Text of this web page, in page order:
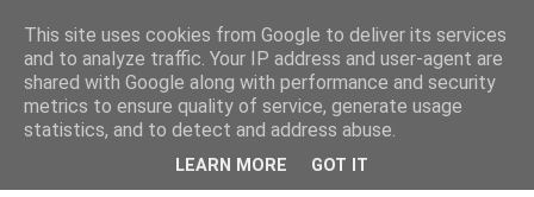
kristietim
viss, kas jāzin kristietim
This site uses cookies from Google to deliver its services
and to analyze traffic. Your IP address and user-agent are
shared with Google along with performance and security
metrics to ensure quality of service, generate usage
statistics, and to detect and address abuse.
LEARN MORE GOT IT